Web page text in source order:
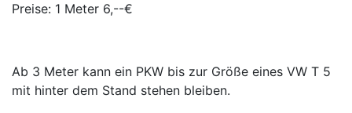
Preise: 1 Meter 6,--€
Ab 3 Meter kann ein PKW bis zur Größe eines VW T 5
mit hinter dem Stand stehen bleiben.